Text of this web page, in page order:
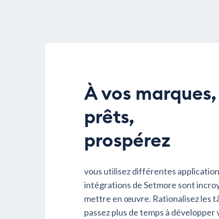
À vos marques,
prêts,
prospérez
vous utilisez différentes
intégrations de Setmore sont
mettre en œuvre. Rationalisez les
passez plus de temps à